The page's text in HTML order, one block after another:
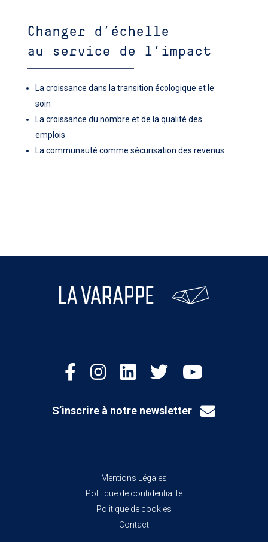
Changer d’échelle
au service de l’impact
La croissance dans la transition écologique et le
soin
La croissance du nombre et de la qualité des
emplois
La communauté comme sécurisation des revenus
S’inscrire à notre newsletter
Mentions Légales
Politique de confidentialité
Politique de cookies
Contact